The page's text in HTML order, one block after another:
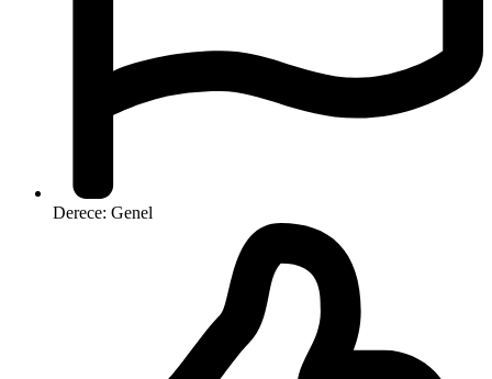
Derece: Genel